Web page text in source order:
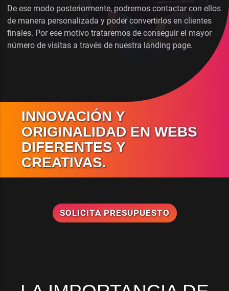
De ese modo posteriormente, podremos contactar con ellos
de manera personalizada y poder convertirlos en clientes
finales. Por ese motivo trataremos de conseguir el mayor
número de visitas a través de nuestra landing page.
INNOVACIÓN Y
ORIGINALIDAD EN WEBS
DIFERENTES Y
CREATIVAS.
SOLICITA PRESUPUESTO